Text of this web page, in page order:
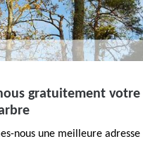
gratuitement votre
nous une meilleure